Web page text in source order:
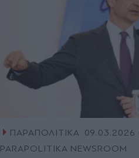
ΠΑΡΑΠΟΛΙΤΙΚΑ 09.03.2026
PARAPOLITIKA NEWSROOM